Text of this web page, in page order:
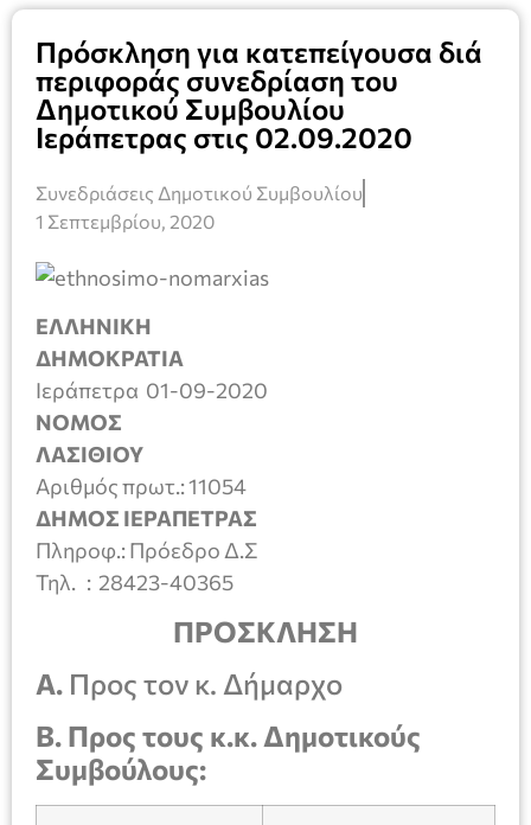
Πρόσκληση για κατεπείγουσα διά
περιφοράς συνεδρίαση του
Δημοτικού Συμβουλίου
Ιεράπετρας στις 02.09.2020
Συνεδριάσεις Δημοτικού Συμβουλίου
1 Σεπτεμβρίου, 2020
ΕΛΛΗΝΙΚΗ
ΔΗΜΟΚΡΑΤΙΑ
Ιεράπετρα 01-09-2020
ΝΟΜΟΣ
ΛΑΣΙΘΙΟΥ
Αριθμός πρωτ.: 11054
ΔΗΜΟΣ ΙΕΡΑΠΕΤΡΑΣ
Πληροφ.: Πρόεδρο Δ.Σ
Τηλ. : 28423-40365
ΠΡΟΣΚΛΗΣΗ
Α. Προς τον κ. Δήμαρχο
Β. Προς τους κ.κ. Δημοτικούς
Συμβούλους: